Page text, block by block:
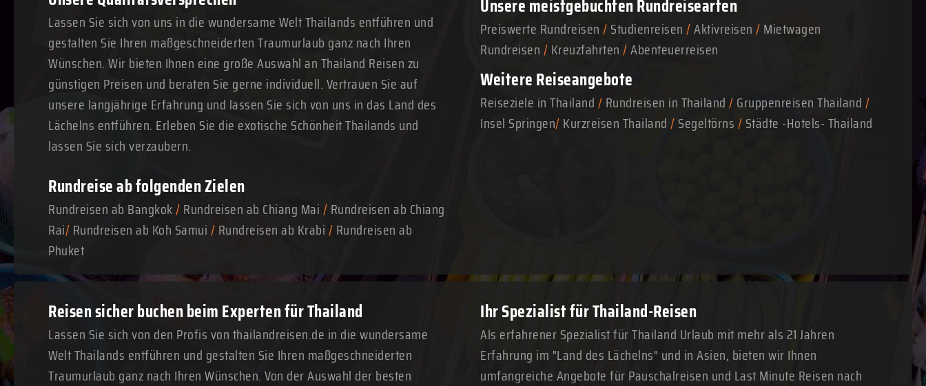
Lassen Sie sich von uns in die wundersame Welt Thailands entführen und
gestalten Sie Ihren maßgeschneiderten Traumurlaub ganz nach Ihren
Wünschen. Wir bieten Ihnen eine große Auswahl an Thailand Reisen zu
günstigen Preisen und beraten Sie gerne individuell. Vertrauen Sie auf
unsere langjährige Erfahrung und lassen Sie sich von uns in das Land des
Lächelns entführen. Erleben Sie die exotische Schönheit Thailands und
lassen Sie sich verzaubern.
Rundreise ab folgenden Zielen
Rundreisen ab Bangkok/Rundreisen ab Chiang Mai/Rundreisen ab Chiang
Rai/Rundreisen ab Koh Samui/Rundreisen ab Krabi/Rundreisen ab
Phuket
Unsere meistgebuchten Rundreisearten
Preiswerte Rundreisen/Studienreisen/Aktivreisen/Mietwagen
Rundreisen/Kreuzfahrten/Abenteuerreisen
Weitere Reiseangebote
Reiseziele in Thailand/Rundreisen in Thailand/Gruppenreisen Thailand/
Insel Springen/Kurzreisen Thailand/Segeltörns/Städte -Hotels- Thailand
Reisen sicher buchen beim Experten für Thailand
Lassen Sie sich von den Profis von thailandreisen.de in die wundersame
Welt Thailands entführen und gestalten Sie Ihren maßgeschneiderten
Traumurlaub ganz nach Ihren Wünschen. Von der Auswahl der besten
Ihr Spezialist für Thailand-Reisen
Als erfahrener Spezialist für Thailand Urlaub mit mehr als 21 Jahren
Erfahrung im "Land des Lächelns" und in Asien, bieten wir Ihnen
umfangreiche Angebote für Pauschalreisen und Last Minute Reisen nach